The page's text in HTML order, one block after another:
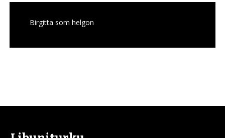
Birgitta som helgon